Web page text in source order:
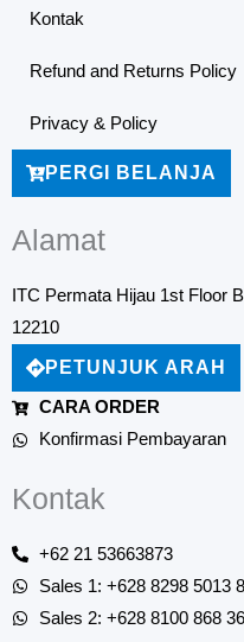
Kontak
Refund and Returns Policy
Privacy & Policy
PERGI BELANJA
Alamat
ITC Permata Hijau 1st Floor
12210
PETUNJUK ARAH
CARA ORDER
Konfirmasi Pembayaran
Kontak
+62 21 53663873
Sales 1: +628 8298 5013
Sales 2: +628 8100 868 36